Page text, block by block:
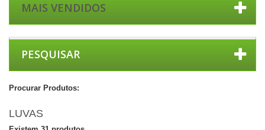
MAIS VENDIDOS
PESQUISAR
Procurar Produtos:
LUVAS